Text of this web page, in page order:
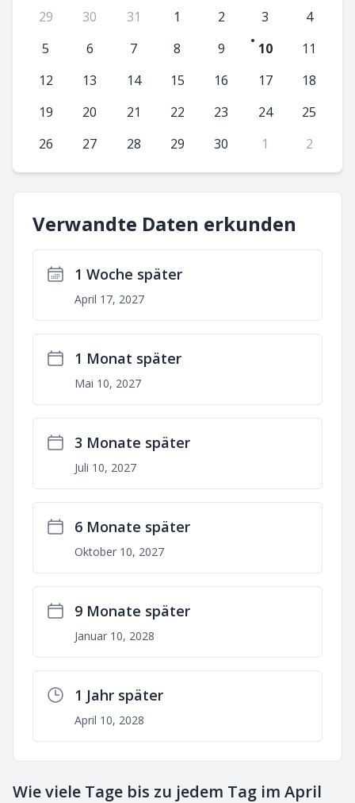
29 30 31 1 2 3
4
5
6 7 8 9 10
11
12
13 14 15 16 17
18
19
20 21 22 23 24
25
26
27 28 29 30 1 2
Verwandte Daten erkunden
1 Woche später
April 17, 2027
1 Monat später
Mai 10, 2027
3 Monate später
Juli 10, 2027
6 Monate später
Oktober 10, 2027
9 Monate später
Januar 10, 2028
1 Jahr später
April 10, 2028
Wie viele Tage bis zu jedem Tag im April